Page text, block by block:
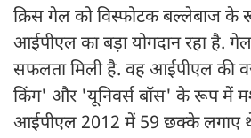
क्रिस गेल को विस्फोटक बल्लेबाज के
आईपीएल का बड़ा योगदान रहा है.
सफलता मिली है. वह आईपीएल की
किंग' और 'यूनिवर्स बॉस' के रूप में
आईपीएल 2012 में 59 छक्के लगाए